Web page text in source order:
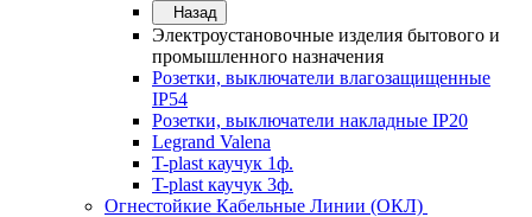
Назад
Электроустановочные изделия бытового и
промышленного назначения
Розетки, выключатели влагозащищенные
IP54
Розетки, выключатели накладные IP20
Legrand Valena
T-plast каучук 1ф.
T-plast каучук 3ф.
Огнестойкие Кабельные Линии (ОКЛ)